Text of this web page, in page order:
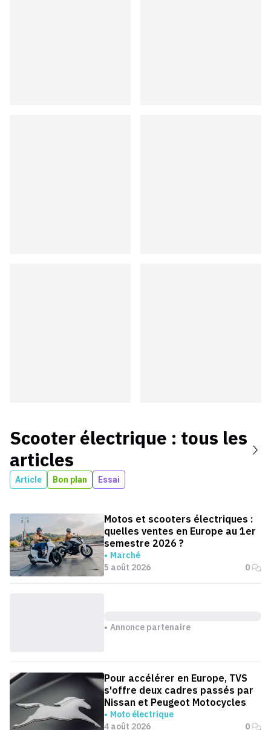
Scooter électrique : tous les
articles
Article Bon plan Essai
Motos et scooters électriques :
quelles ventes en Europe au 1er
semestre 2026 ?
Marché
5 août 2026
0
Annonce partenaire
Pour accélérer en Europe, TVS
s'offre deux cadres passés par
Nissan et Peugeot Motocycles
Moto électrique
4 août 2026
0